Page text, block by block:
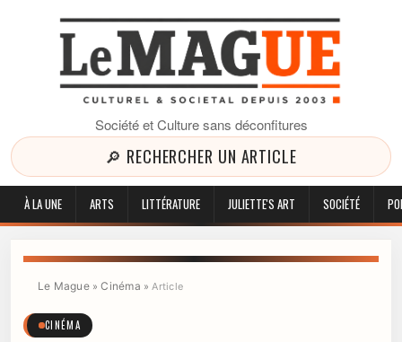
Société et Culture sans déconfitures
🔎 RECHERCHER UN ARTICLE
À LA UNE ARTS LITTÉRATURE JULIETTE'S ART SOCIÉTÉ
Le Mague»Cinéma »Article
CINÉMA